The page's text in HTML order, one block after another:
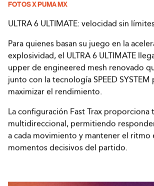
FOTOS X PUMA MX
ULTRA 6 ULTIMATE: velocidad sin
Para quienes basan su juego en la
explosividad, el ULTRA 6 ULTIMATE
upper de engineered mesh renovado
junto con la tecnología SPEED SYSTEM
maximizar el rendimiento.
La configuración Fast Trax proporciona
multidireccional, permitiendo
a cada movimiento y mantener el ritmo
momentos decisivos del partido.